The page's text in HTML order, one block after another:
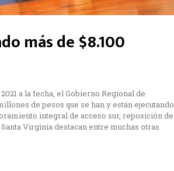
más de $8.100
a la fecha, el Gobierno Regional de
de pesos que se han y están ejecutando
integral de acceso sur, reposición de
Virginia destacan entre muchas otras